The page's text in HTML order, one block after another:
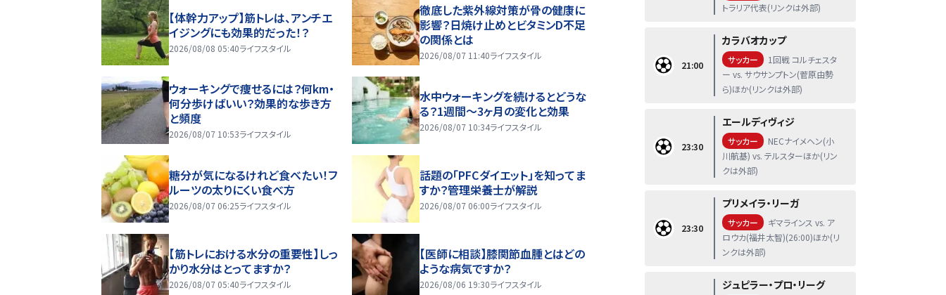
【体幹力アップ】筋トレは、アンチエ
イジングにも効果的だった！？
2026/08/08 05:40ライフスタイル
徹底した紫外線対策が骨の健康に
影響？日焼け止めとビタミンD不足
の関係とは
2026/08/07 11:40ライフスタイル
ウォーキングで痩せるには？何km・
何分歩けばいい？効果的な歩き方
と頻度
2026/08/07 10:53ライフスタイル
水中ウォーキングを続けるとどうな
る？1週間～3ヶ月の変化と効果
2026/08/07 10:34ライフスタイル
糖分が気になるけれど食べたい！フ
ルーツの太りにくい食べ方
2026/08/07 06:25ライフスタイル
話題の「PFCダイエット」を知ってま
すか？管理栄養士が解説
2026/08/07 06:00ライフスタイル
【筋トレにおける水分の重要性】しっ
かり水分はとってますか？
2026/08/07 05:40ライフスタイル
【医師に相談】膝関節血腫とはどの
ような病気ですか？
2026/08/06 19:30ライフスタイル
トラリア代表(リンクは外部)
21:00
カラバオカップ
サッカー
1回戦 コルチェスタ
ー vs. サウサンプトン(菅原由勢
ら)ほか(リンクは外部)
23:30
エールディヴィジ
サッカー
NECナイメヘン(小
川航基) vs. テルスターほか(リン
クは外部)
23:30
プリメイラ・リーガ
サッカー
ギマラインス vs. ア
ロウカ(福井太智)(26:00)ほか(リ
ンクは外部)
ジュピラー・プロ・リーグ